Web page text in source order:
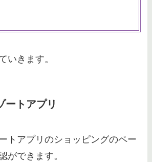
外でもできる？予約の仕方は電話
ディズニー親子コーデはどこで買
いきます。
ートアプリ
トアプリのショッピングのペー
ができます。